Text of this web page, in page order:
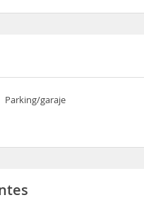
Parking/garaje